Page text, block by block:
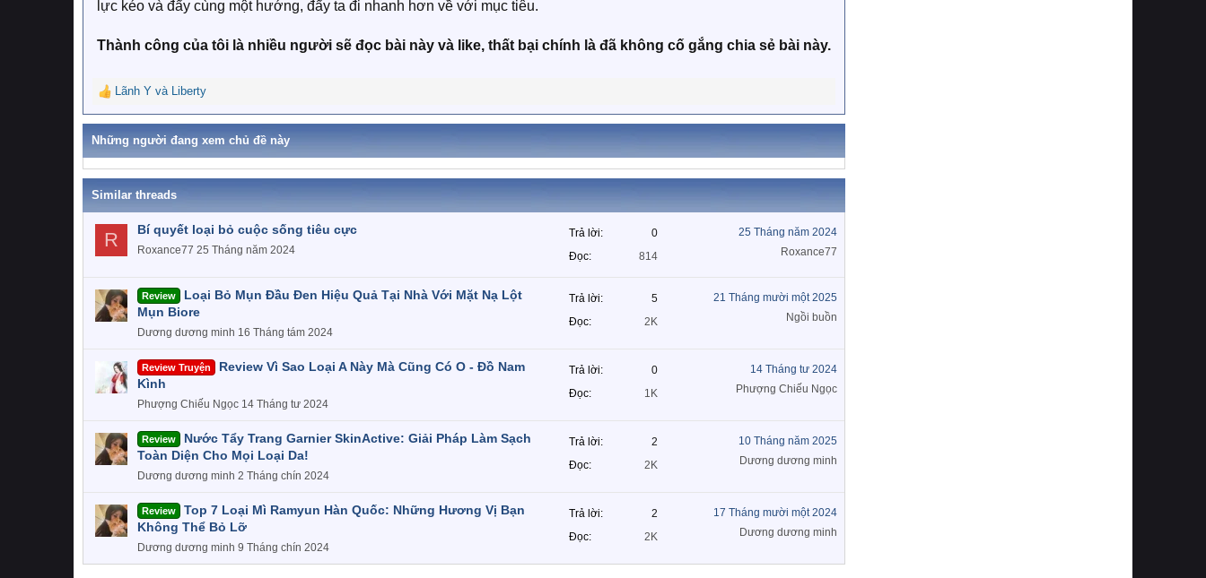
lực kéo và đẩy cùng một hướng, đẩy ta đi nhanh hơn về với mục tiêu.
Thành công của tôi là nhiều người sẽ đọc bài này và like, thất bại chính là đã không cố gắng chia sẻ bài này.
R
e
c
t
i
o
n
s
Lãnh Y và Liberty
Những người đang xem chủ đề này
Similar threads
R Bí quyết loại bỏ cuộc sống tiêu cực
Roxance77 25 Tháng năm 2024
Trả lời
0
Đọc
814
25 Tháng năm 2024
Roxance77
Review
Loại Bỏ Mụn Đầu Đen Hiệu Quả Tại Nhà Với Mặt Nạ Lột
Mụn Biore
Dương dương minh 16 Tháng tám 2024
Trả lời
5
Đọc
2K
21 Tháng mười một 2025
Ngồi buồn
Review Truyện
Review Vì Sao Loại A Này Mà Cũng Có O - Đồ Nam
Kình
Phượng Chiếu Ngọc 14 Tháng tư 2024
Trả lời
0
Đọc
1K
14 Tháng tư 2024
Phượng Chiếu Ngọc
Review
Nước Tẩy Trang Garnier SkinActive: Giải Pháp Làm Sạch
Toàn Diện Cho Mọi Loại Da!
Dương dương minh 2 Tháng chín 2024
Trả lời
2
Đọc
2K
10 Tháng năm 2025
Dương dương minh
Review
Top 7 Loại Mì Ramyun Hàn Quốc: Những Hương Vị Bạn
Không Thể Bỏ Lỡ
Dương dương minh 9 Tháng chín 2024
Trả lời
2
Đọc
2K
17 Tháng mười một 2024
Dương dương minh